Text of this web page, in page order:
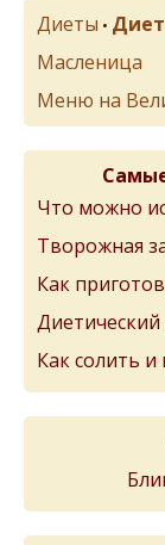
Диеты •
Масленица
Меню на
Что можно
Творожная
Как
Диетический
Как солить